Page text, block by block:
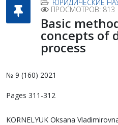
ЮРИДИЧЕСКИЕ
ПРОСМОТРОВ: 813
Basic
concepts of
process
№ 9 (160) 2021
Pages 311-312
KORNELYUK Oksana